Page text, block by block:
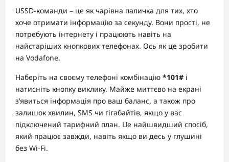
USSD-команди – це як чарівна паличка для тих, хто
хоче отримати інформацію за секунду. Вони прості, не
потребують інтернету і працюють навіть на
найстаріших кнопкових телефонах. Ось як це зробити
на Vodafone.
Наберіть на своєму телефоні комбінацію *101# і
натисніть кнопку виклику. Майже миттєво на екрані
з’явиться інформація про ваш баланс, а також про
залишок хвилин, SMS чи гігабайтів, якщо у вас
підключений тарифний план. Це найшвидший спосіб,
який працює завжди, навіть якщо ви десь у глушині
без Wi-Fi.